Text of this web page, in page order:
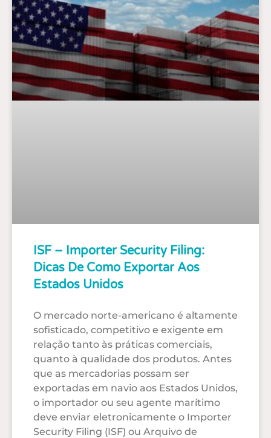
ISF – Importer Security Filing:
Dicas De Como Exportar Aos
Estados Unidos
O mercado norte-americano é altamente
sofisticado, competitivo e exigente em
relação tanto às práticas comerciais,
quanto à qualidade dos produtos. Antes
que as mercadorias possam ser
exportadas em navio aos Estados Unidos,
o importador ou seu agente marítimo
deve enviar eletronicamente o Importer
Security Filing (ISF) ou Arquivo de